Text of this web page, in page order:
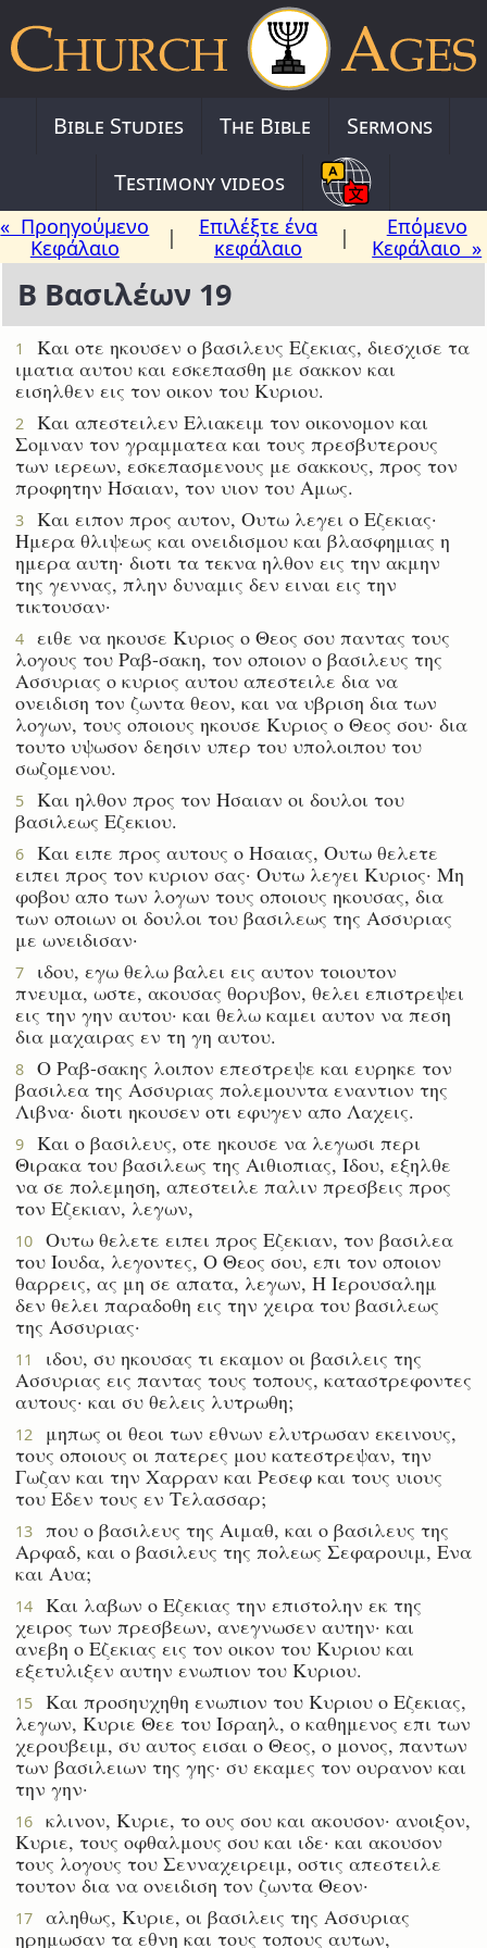
Bible Studies The Bible
Sermons
Testimony videos
« Προηγούμενο
Κεφάλαιο
|
Επιλέξτε ένα
κεφάλαιο
|
Επόμενο
Κεφάλαιο »
Β Βασιλέων 19
1
Και οτε ηκουσεν ο βασιλευς Εζεκιας, διεσχισε τα
ιματια αυτου και εσκεπασθη με σακκον και
εισηλθεν εις τον οικον του Κυριου.
2
Και απεστειλεν Ελιακειμ τον οικονομον και
Σομναν τον γραμματεα και τους πρεσβυτερους
των ιερεων, εσκεπασμενους με σακκους, προς τον
προφητην Ησαιαν, τον υιον του Αμως.
3
Και ειπον προς αυτον, Ουτω λεγει ο Εζεκιας·
Ημερα θλιψεως και ονειδισμου και βλασφημιας η
ημερα αυτη· διοτι τα τεκνα ηλθον εις την ακμην
της γεννας, πλην δυναμις δεν ειναι εις την
τικτουσαν·
4
ειθε να ηκουσε Κυριος ο Θεος σου παντας τους
λογους του Ραβ-σακη, τον οποιον ο βασιλευς της
Ασσυριας ο κυριος αυτου απεστειλε δια να
ονειδιση τον ζωντα θεον, και να υβριση δια των
λογων, τους οποιους ηκουσε Κυριος ο Θεος σου· δια
τουτο υψωσον δεησιν υπερ του υπολοιπου του
σωζομενου.
5
Και ηλθον προς τον Ησαιαν οι δουλοι του
βασιλεως Εζεκιου.
6
Και ειπε προς αυτους ο Ησαιας, Ουτω θελετε
ειπει προς τον κυριον σας· Ουτω λεγει Κυριος· Μη
φοβου απο των λογων τους οποιους ηκουσας, δια
των οποιων οι δουλοι του βασιλεως της Ασσυριας
με ωνειδισαν·
7
ιδου, εγω θελω βαλει εις αυτον τοιουτον
πνευμα, ωστε, ακουσας θορυβον, θελει επιστρεψει
εις την γην αυτου· και θελω καμει αυτον να πεση
δια μαχαιρας εν τη γη αυτου.
8
Ο Ραβ-σακης λοιπον επεστρεψε και ευρηκε τον
βασιλεα της Ασσυριας πολεμουντα εναντιον της
Λιβνα· διοτι ηκουσεν οτι εφυγεν απο Λαχεις.
9
Και ο βασιλευς, οτε ηκουσε να λεγωσι περι
Θιρακα του βασιλεως της Αιθιοπιας, Ιδου, εξηλθε
να σε πολεμηση, απεστειλε παλιν πρεσβεις προς
τον Εζεκιαν, λεγων,
10
Ουτω θελετε ειπει προς Εζεκιαν, τον βασιλεα
του Ιουδα, λεγοντες, Ο Θεος σου, επι τον οποιον
θαρρεις, ας μη σε απατα, λεγων, Η Ιερουσαλημ
δεν θελει παραδοθη εις την χειρα του βασιλεως
της Ασσυριας·
11
ιδου, συ ηκουσας τι εκαμον οι βασιλεις της
Ασσυριας εις παντας τους τοπους, καταστρεφοντες
αυτους· και συ θελεις λυτρωθη;
12
μηπως οι θεοι των εθνων ελυτρωσαν εκεινους,
τους οποιους οι πατερες μου κατεστρεψαν, την
Γωζαν και την Χαρραν και Ρεσεφ και τους υιους
του Εδεν τους εν Τελασσαρ;
13
που ο βασιλευς της Αιμαθ, και ο βασιλευς της
Αρφαδ, και ο βασιλευς της πολεως Σεφαρουιμ, Ενα
και Αυα;
14
Και λαβων ο Εζεκιας την επιστολην εκ της
χειρος των πρεσβεων, ανεγνωσεν αυτην· και
ανεβη ο Εζεκιας εις τον οικον του Κυριου και
εξετυλιξεν αυτην ενωπιον του Κυριου.
15
Και προσηυχηθη ενωπιον του Κυριου ο Εζεκιας,
λεγων, Κυριε Θεε του Ισραηλ, ο καθημενος επι των
χερουβειμ, συ αυτος εισαι ο Θεος, ο μονος, παντων
των βασιλειων της γης· συ εκαμες τον ουρανον και
την γην·
16
κλινον, Κυριε, το ους σου και ακουσον· ανοιξον,
Κυριε, τους οφθαλμους σου και ιδε· και ακουσον
τους λογους του Σενναχειρειμ, οστις απεστειλε
τουτον δια να ονειδιση τον ζωντα Θεον·
17
αληθως, Κυριε, οι βασιλεις της Ασσυριας
ηρημωσαν τα εθνη και τους τοπους αυτων,